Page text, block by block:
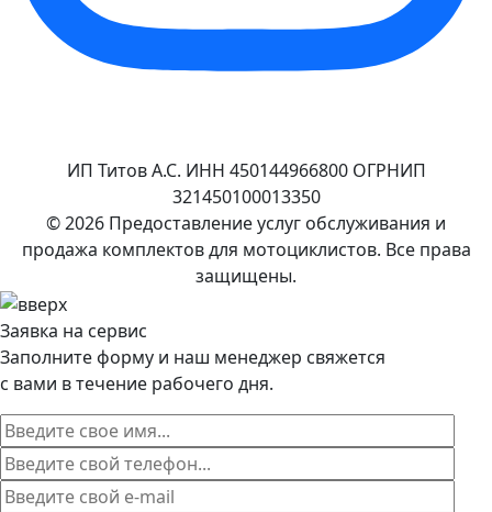
ИП Титов А.С. ИНН 450144966800 ОГРНИП
321450100013350
© 2026 Предоставление услуг обслуживания и
продажа комплектов для мотоциклистов. Все права
защищены.
Заявка на сервис
Заполните форму и наш менеджер свяжется
с вами в течение рабочего дня.